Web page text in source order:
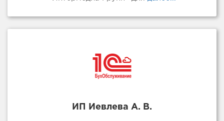
ИП Иевлева А. В.